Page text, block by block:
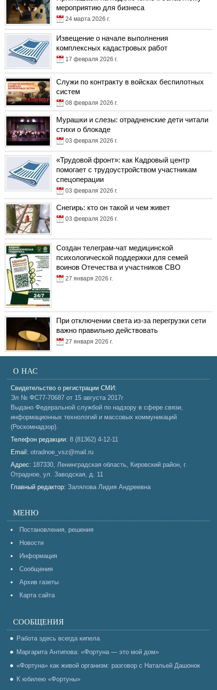
мероприятию для бизнеса
24 марта 2026 г.
Извещение о начале выполнения
комплексных кадастровых работ
17 февраля 2026 г.
Служи по контракту в войсках беспилотных
систем
08 февраля 2026 г.
Мурашки и слезы: отрадненские дети читали
стихи о блокаде
03 февраля 2026 г.
«Трудовой фронт»: как Кадровый центр
помогает с трудоустройством участникам
спецоперации
03 февраля 2026 г.
Снегирь: кто он такой и чем живет
03 февраля 2026 г.
Создан телеграм-чат медицинской
психологической поддержки для семей
воинов Отечества и участников СВО
27 января 2026 г.
При отключении света из-за перегрузки сети
важно правильно действовать
27 января 2026 г.
О НАС
Свидетельство о регистрации СМИ:
Эл № ФС77-70687 от 15 августа 2017г
Выдано Федеральной службой по надзору в сфере связи,
информационных технологий и массовых коммуникаций
(Роскомнадзор).
Телефон редакции: 8 (81362) 4-12-11
Email: otradnoe_vsz@mail.ru
Адрес: 187330, Ленинградская область, Кировский район, г.
Отрадное, ул. Заводская, д. 11
Главный редактор: Залялова Лидия Андреевна
МЕНЮ
Постановления, решения
Новости
Информация
Сообщения
Архив газеты
Карта сайта
СООБЩЕНИЯ
Работа здесь всегда кипела
Маргарита Антипова: «Фортуна — это мой дом»
«Фортуна» как живой организм: разговор с Натальей Дашонок
К юбилею «Фортуны»